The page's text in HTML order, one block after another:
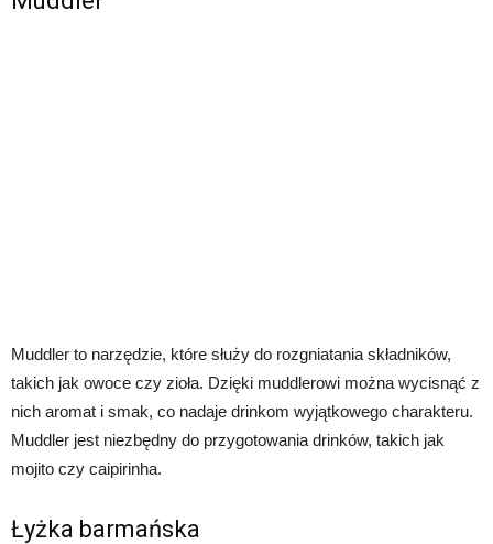
Muddler to narzędzie, które służy do rozgniatania składników,
takich jak owoce czy zioła. Dzięki muddlerowi można wycisnąć z
nich aromat i smak, co nadaje drinkom wyjątkowego charakteru.
Muddler jest niezbędny do przygotowania drinków, takich jak
mojito czy caipirinha.
Łyżka barmańska